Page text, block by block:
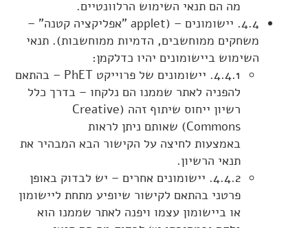
מה הם תנאי השימוש הרלוונטיים.
4.4. יישומונים – (applet "אפליקציה קטנה" –
משחקים ממוחשבים, הדמיות ממוחשבות). תנאי
השימוש ביישומונים יהיו כדלקמן:
4.4.1. יישומונים של פרוייקט PhET – בהתאם
להפניה לאתר שממנו הם נלקחו – בדרך כלל
רשיון ייחוס שיתוף זהה (Creative
Commons) שאותם ניתן לראות
באמצעות לחיצה על הקישור הבא המבהיר את
תנאי הרשיון.
4.4.2. יישומונים אחרים – יש לבדוק באופן
פרטני בהתאם לקישור שיופיע מתחת ליישומון
או ביישומון עצמו ויפנה לאתר שממנו הוא